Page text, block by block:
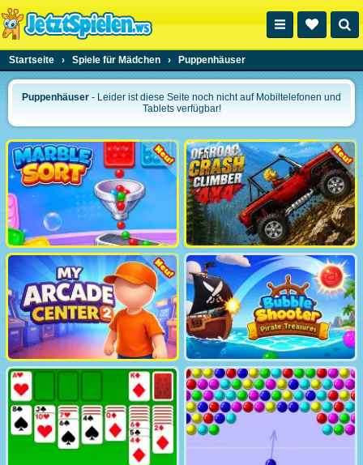
Startseite › Spiele für Mädchen › Puppenhäuser
Puppenhäuser - Leider ist diese Seite noch nicht auf Mobiltelefonen und
Tablets verfügbar!